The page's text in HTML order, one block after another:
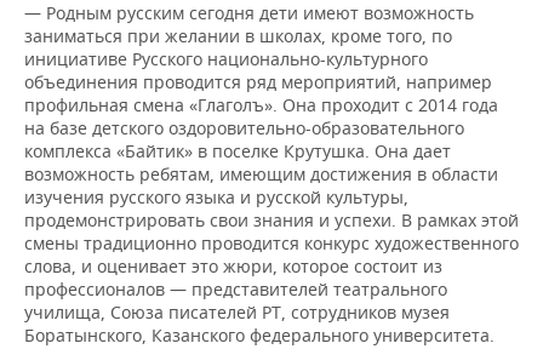
— Родным русским сегодня дети имеют возможность
заниматься при желании в школах, кроме того, по
инициативе Русского национально-культурного
объединения проводится ряд мероприятий, например
профильная смена «Глаголъ». Она проходит с 2014 года
на базе детского оздоровительно-образовательного
комплекса «Байтик» в поселке Крутушка. Она дает
возможность ребятам, имеющим достижения в области
изучения русского языка и русской культуры,
продемонстрировать свои знания и успехи. В рамках этой
смены традиционно проводится конкурс художественного
слова, и оценивает это жюри, которое состоит из
профессионалов — представителей театрального
училища, Союза писателей РТ, сотрудников музея
Боратынского, Казанского федерального университета.